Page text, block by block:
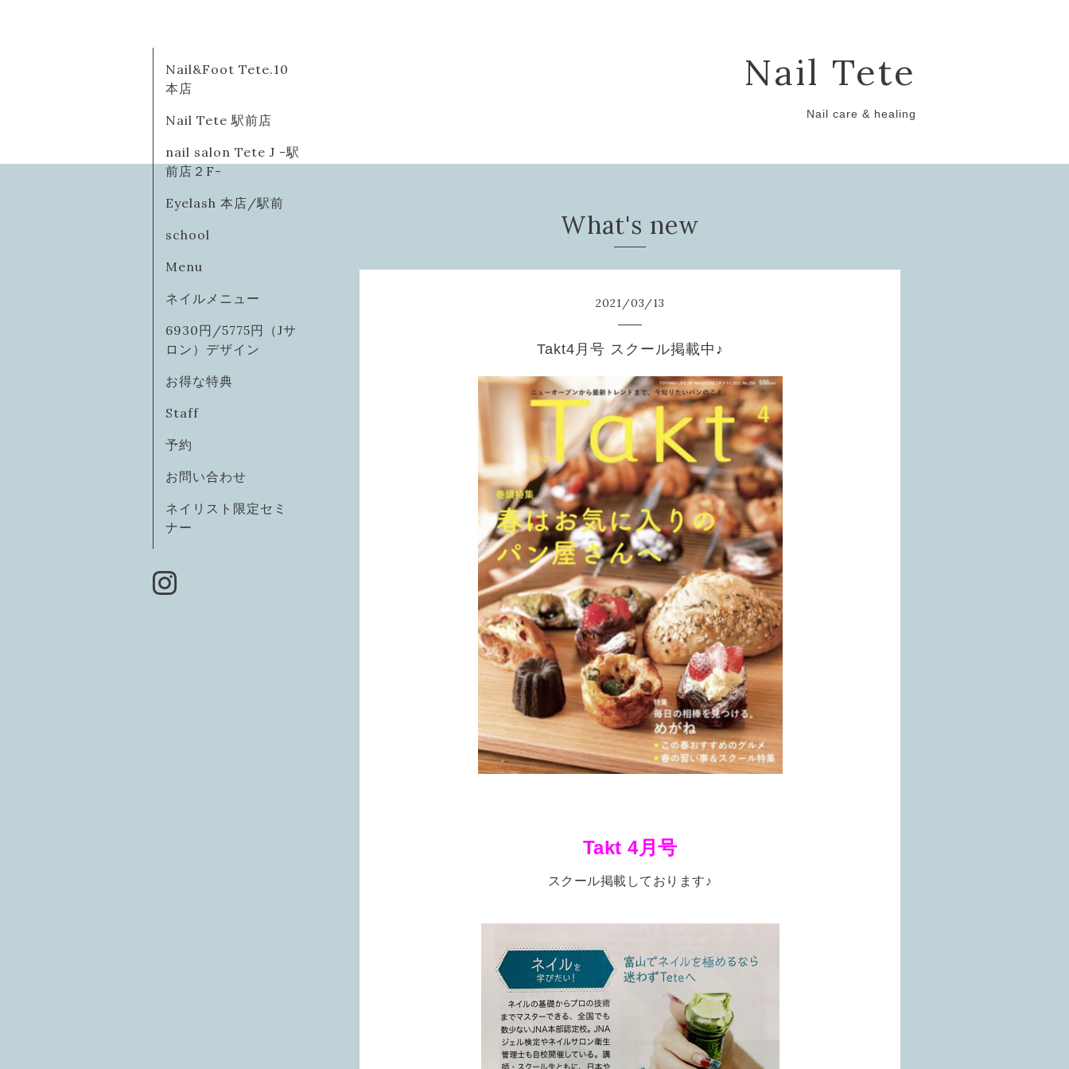
Nail Tete
Nail care & healing
Nail&Foot Tete.10
本店
Nail Tete 駅前店
nail salon Tete J -駅
前店２F-
Eyelash 本店/駅前
school
Menu
ネイルメニュー
6930円/5775円（Jサ
ロン）デザイン
お得な特典
Staff
予約
お問い合わせ
ネイリスト限定セミ
ナー
What's new
2021/03/13
Takt4月号 スクール掲載中♪
Takt 4月号
スクール掲載しております♪